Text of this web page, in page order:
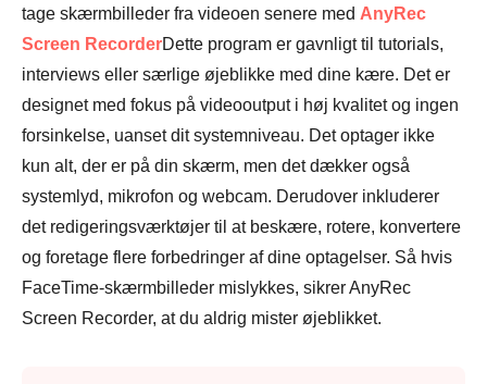
tage skærmbilleder fra videoen senere med AnyRec
Screen RecorderDette program er gavnligt til tutorials,
interviews eller særlige øjeblikke med dine kære. Det er
designet med fokus på videooutput i høj kvalitet og ingen
forsinkelse, uanset dit systemniveau. Det optager ikke
kun alt, der er på din skærm, men det dækker også
systemlyd, mikrofon og webcam. Derudover inkluderer
det redigeringsværktøjer til at beskære, rotere, konvertere
og foretage flere forbedringer af dine optagelser. Så hvis
FaceTime-skærmbilleder mislykkes, sikrer AnyRec
Screen Recorder, at du aldrig mister øjeblikket.